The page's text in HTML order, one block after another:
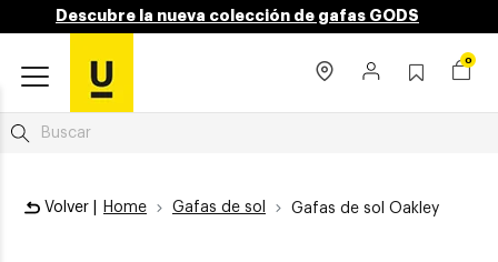
Descubre la nueva colección de gafas GODS
0
Volver | Home Gafas de sol Gafas de sol Oakley